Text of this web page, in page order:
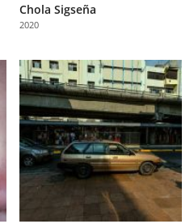
Chola Sigseña
2020